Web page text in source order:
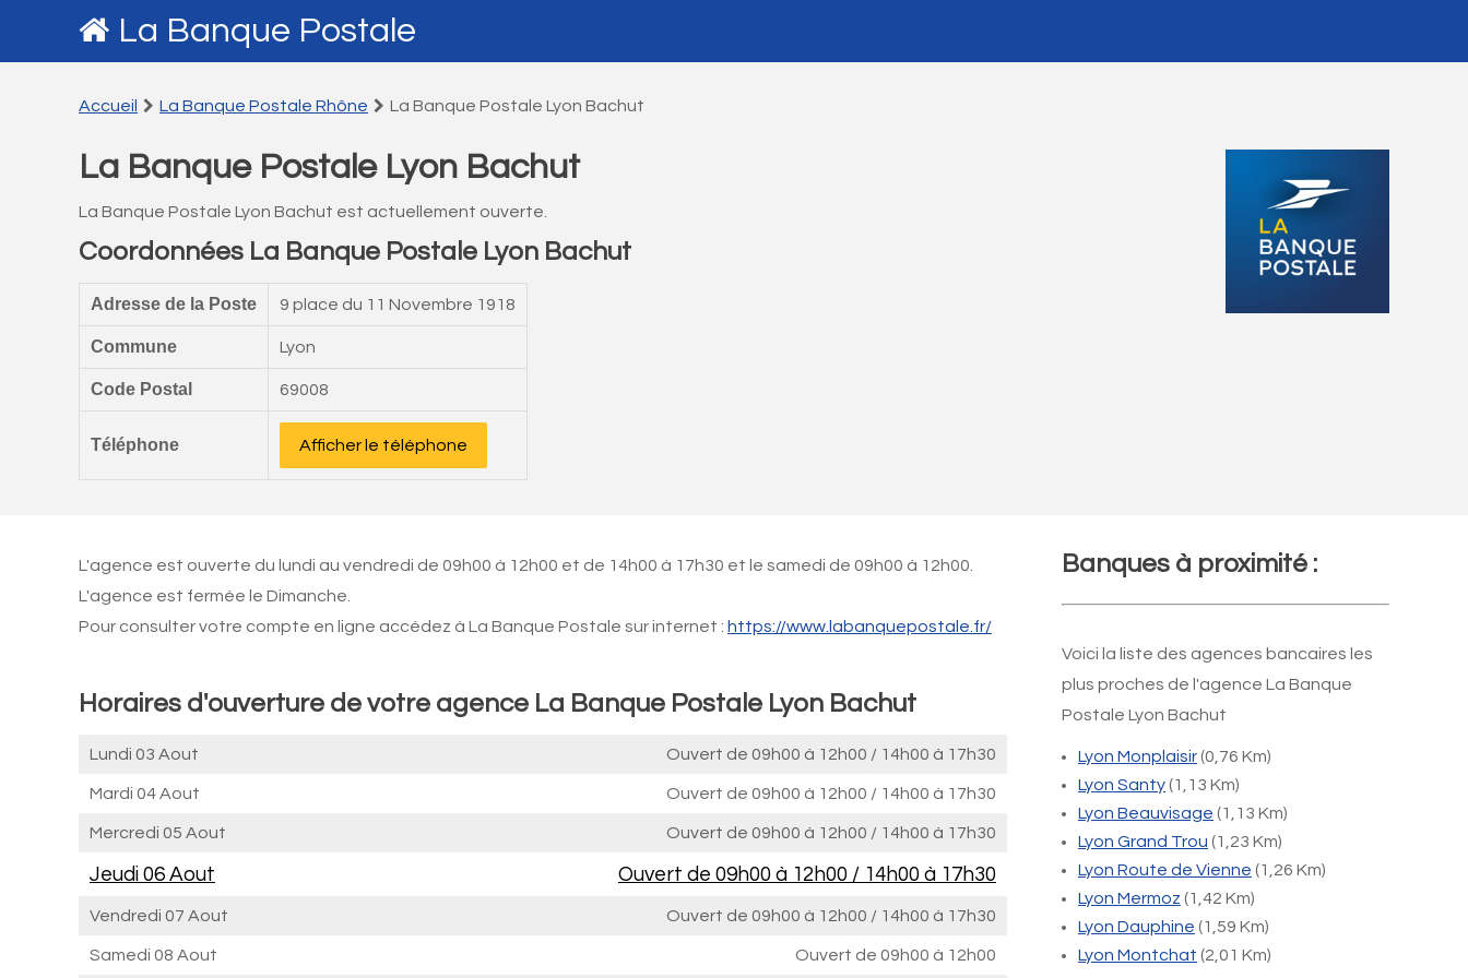
La Banque Postale
Accueil La Banque Postale Rhône La Banque Postale Lyon Bachut
La Banque Postale Lyon Bachut
La Banque Postale Lyon Bachut est actuellement ouverte.
Coordonnées La Banque Postale Lyon Bachut
Adresse de la Poste 9 place du 11 Novembre 1918
Commune Lyon
Code Postal 69008
Téléphone Afficher le téléphone
L'agence est ouverte du lundi au vendredi de 09h00 à 12h00 et de 14h00 à 17h30 et le samedi de 09h00 à 12h00.
L'agence est fermée le Dimanche.
Pour consulter votre compte en ligne accédez à La Banque Postale sur internet : https://www.labanquepostale.fr/
Horaires d'ouverture de votre agence La Banque Postale Lyon Bachut
Lundi 03 Aout Ouvert de 09h00 à 12h00 / 14h00 à 17h30
Mardi 04 Aout Ouvert de 09h00 à 12h00 / 14h00 à 17h30
Mercredi 05 Aout Ouvert de 09h00 à 12h00 / 14h00 à 17h30
Jeudi 06 Aout Ouvert de 09h00 à 12h00 / 14h00 à 17h30
Vendredi 07 Aout Ouvert de 09h00 à 12h00 / 14h00 à 17h30
Samedi 08 Aout Ouvert de 09h00 à 12h00
Banques à proximité :
Voici la liste des agences bancaires les
plus proches de l'agence La Banque
Postale Lyon Bachut
Lyon Monplaisir(0,76 Km)
Lyon Santy(1,13 Km)
Lyon Beauvisage (1,13 Km)
Lyon Grand Trou (1,23 Km)
Lyon Route de Vienne (1,26 Km)
Lyon Mermoz (1,42 Km)
Lyon Dauphine (1,59 Km)
Lyon Montchat (2,01 Km)